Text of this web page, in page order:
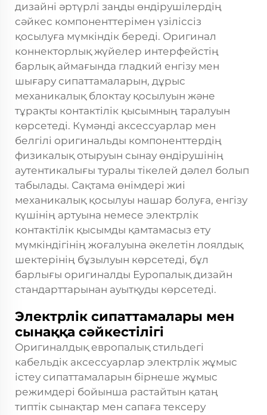
дизайні әртүрлі заңды өндірушілердің
сәйкес компоненттерімен үзіліссіз
қосылуға мүмкіндік береді. Оригинал
коннекторлық жүйелер интерфейстің
барлық аймағында гладкий енгізу мен
шығару сипаттамаларын, дұрыс
механикалық блоктау қосылуын және
тұрақты контактілік қысымның таралуын
көрсетеді. Күмәнді аксессуарлар мен
белгілі оригинальды компоненттердің
физикалық отыруын сынау өндірушінің
аутентикалығы туралы тікелей дәлел болып
табылады. Сақтама өнімдері жиі
механикалық қосылуы нашар болуға, енгізу
күшінің артуына немесе электрлік
контактілік қысымды қамтамасыз ету
мүмкіндігінің жоғалуына әкелетін лоялдық
шектерінің бұзылуын көрсетеді, бұл
барлығы оригиналды Еуропалық дизайн
стандарттарынан ауытқуды көрсетеді.
Электрлік сипаттамалары мен
сынаққа сәйкестілігі
Оригиналдық европалық стильдегі
кабельдік аксессуарлар электрлік жұмыс
істеу сипаттамаларын бірнеше жұмыс
режимдері бойынша растайтын қатаң
типтік сынақтар мен сапаға тексеру